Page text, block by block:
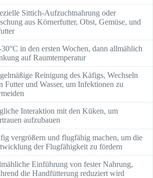
Sittich-Aufzuchtnahrung oder
aus Körnerfutter, Obst, Gemüse, und
30°C in den ersten Wochen, dann allmählich
auf Raumtemperatur
Reinigung des Käfigs, Wechseln
Futter und Wasser, um Infektionen zu
Interaktion mit den Küken, um
aufzubauen
vergrößern und flugfähig machen, um die
der Flugfähigkeit zu fördern
Einführung von fester Nahrung,
die Handfütterung reduziert wird